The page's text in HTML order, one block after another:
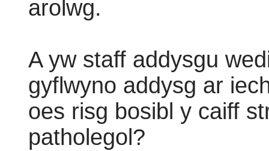
arolwg.
A yw staff addysgu
gyflwyno addysg ar
oes risg bosibl y caiff
patholegol?